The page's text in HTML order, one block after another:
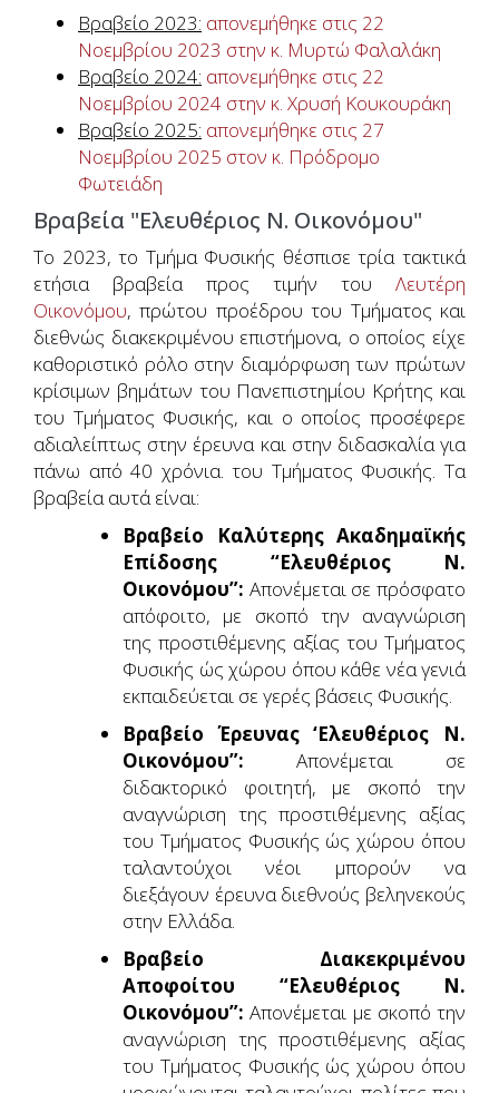
Βραβείο 2023: απονεμήθηκε στις 22
Νοεμβρίου 2023 στην κ. Μυρτώ Φαλαλάκη
Βραβείο 2024: απονεμήθηκε στις 22
Νοεμβρίου 2024 στην κ. Χρυσή Κουκουράκη
Βραβείο 2025: απονεμήθηκε στις 27
Νοεμβρίου 2025 στον κ. Πρόδρομο
Φωτειάδη
Βραβεία "Ελευθέριος Ν. Οικονόμου"
Το 2023, το Τμήμα Φυσικής θέσπισε τρία τακτικά
ετήσια βραβεία προς τιμήν του Λευτέρη
Οικονόμου, πρώτου προέδρου του Τμήματος και
διεθνώς διακεκριμένου επιστήμονα, ο οποίος είχε
καθοριστικό ρόλο στην διαμόρφωση των πρώτων
κρίσιμων βημάτων του Πανεπιστημίου Κρήτης και
του Τμήματος Φυσικής, και ο οποίος προσέφερε
αδιαλείπτως στην έρευνα και στην διδασκαλία για
πάνω από 40 χρόνια. του Τμήματος Φυσικής. Τα
βραβεία αυτά είναι:
Βραβείο Καλύτερης Ακαδημαϊκής
Επίδοσης “Ελευθέριος Ν.
Οικονόμου”: Απονέμεται σε πρόσφατο
απόφοιτο, με σκοπό την αναγνώριση
της προστιθέμενης αξίας του Τμήματος
Φυσικής ώς χώρου όπου κάθε νέα γενιά
εκπαιδεύεται σε γερές βάσεις Φυσικής.
Βραβείο Έρευνας ‘Ελευθέριος Ν.
Οικονόμου”: Απονέμεται σε
διδακτορικό φοιτητή, με σκοπό την
αναγνώριση της προστιθέμενης αξίας
του Τμήματος Φυσικής ώς χώρου όπου
ταλαντούχοι νέοι μπορούν να
διεξάγουν έρευνα διεθνούς βεληνεκούς
στην Ελλάδα.
Βραβείο Διακεκριμένου
Αποφοίτου “Ελευθέριος Ν.
Οικονόμου”:Απονέμεται με σκοπό την
αναγνώριση της προστιθέμενης αξίας
του Τμήματος Φυσικής ώς χώρου όπου